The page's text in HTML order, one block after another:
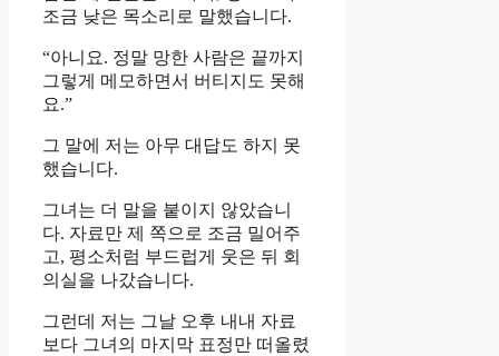
조금 낮은 목소리로 말했습니다.
“아니요. 정말 망한 사람은 끝까지
그렇게 메모하면서 버티지도 못해
요.”
그 말에 저는 아무 대답도 하지 못
했습니다.
그녀는 더 말을 붙이지 않았습니
다. 자료만 제 쪽으로 조금 밀어주
고, 평소처럼 부드럽게 웃은 뒤 회
의실을 나갔습니다.
그런데 저는 그날 오후 내내 자료
보다 그녀의 마지막 표정만 떠올렸